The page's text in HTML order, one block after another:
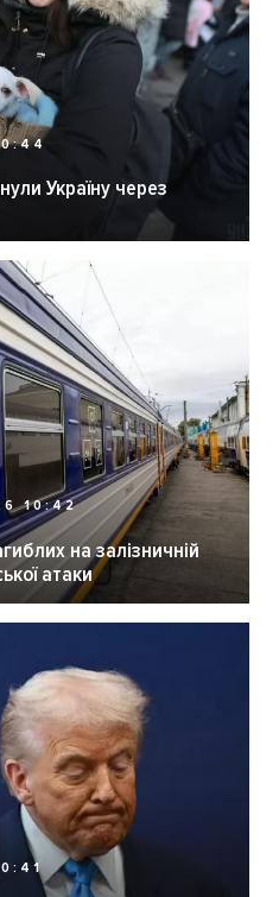
Україну через
10:42
на залізничній
атаки